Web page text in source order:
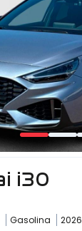
i30
Gasolina 2026